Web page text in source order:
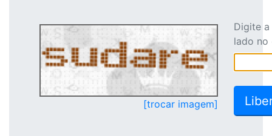
[trocar imagem]
Digite
lado no